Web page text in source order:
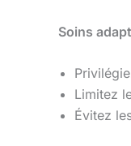
Soins
Limitez
Évitez